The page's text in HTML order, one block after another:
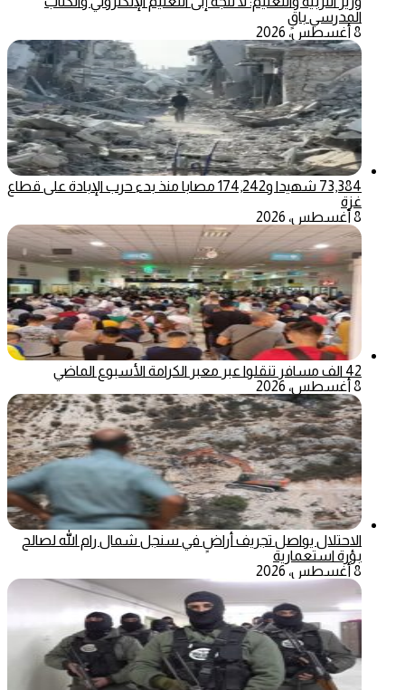
المدرسي باقٍ
8 أغسطس، 2026
73,384 شهيدا و174,242 مصابا منذ بدء حرب الإبادة على قطاع
غزة
8 أغسطس، 2026
42 الف مسافر تنقلوا عبر معبر الكرامة الأسبوع الماضي
8 أغسطس، 2026
الاحتلال يواصل تجريف أراضٍ في سنجل شمال رام الله لصالح
بؤرة استعمارية
8 أغسطس، 2026